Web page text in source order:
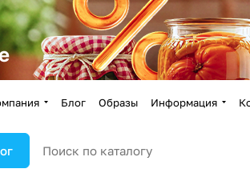
Блог Образы Информация